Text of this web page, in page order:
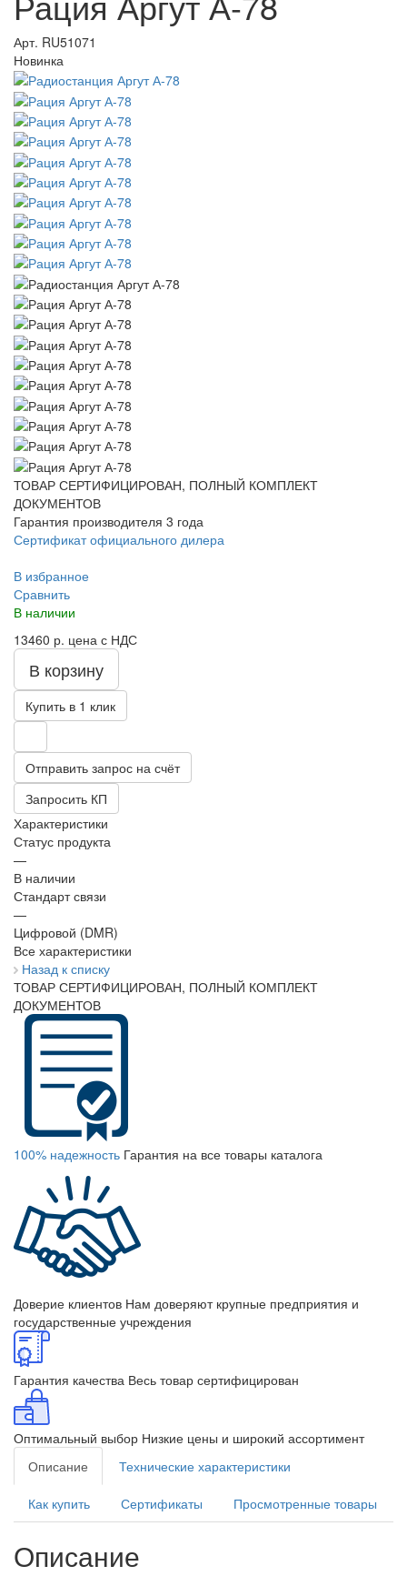
Арт. RU51071
Новинка
ТОВАР СЕРТИФИЦИРОВАН, ПОЛНЫЙ КОМПЛЕКТ
ДОКУМЕНТОВ
Гарантия производителя 3 года
Сертификат официального дилера
В избранное
Сравнить
В наличии
13460 р. цена с НДС
В корзину
Купить в 1 клик
Отправить запрос на счёт
Запросить КП
Характеристики
Статус продукта
—
В наличии
Стандарт связи
—
Цифровой (DMR)
Все характеристики
Назад к списку
ТОВАР СЕРТИФИЦИРОВАН, ПОЛНЫЙ КОМПЛЕКТ
ДОКУМЕНТОВ
100% надежность Гарантия на все товары каталога
Доверие клиентов Нам доверяют крупные предприятия и
государственные учреждения
Гарантия качества Весь товар сертифицирован
Оптимальный выбор Низкие цены и широкий ассортимент
Описание
Технические характеристики
Как купить Сертификаты Просмотренные товары
Описание